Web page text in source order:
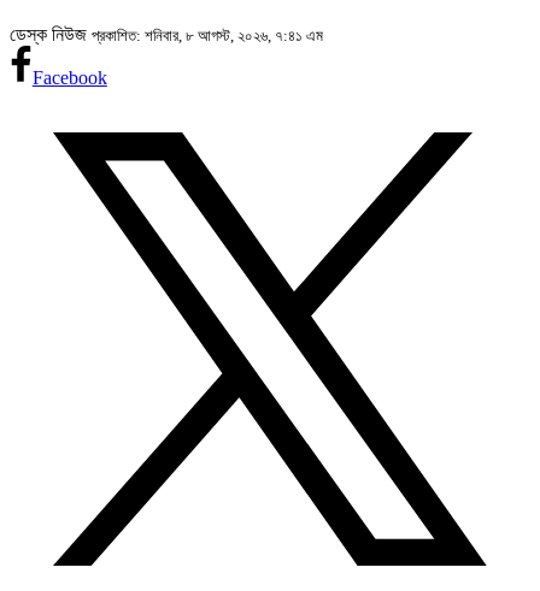
ডেস্ক নিউজ প্রকাশিত: শনিবার, ৮ আগস্ট, ২০২৬, ৭:৪১ এম
Facebook